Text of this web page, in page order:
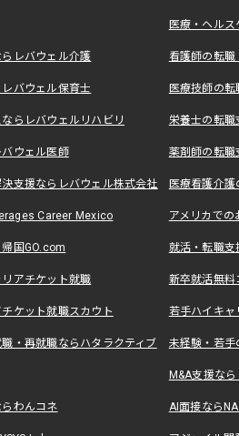
医療・ヘル
レバウェル介護 看護師の転
バウェル保育士 医療技師の
らレバウェルリハビリ 栄養士の転
ウェル医師 薬剤師の転
支援ならレバウェル株式会社 医療看護介
Career Mexico アメリカで
国GO.com 就活・転職
アチケット就職 新卒就活無料
ケット就職スカウト 若手ハイキ
・再就職ならハタラクティブ 未経験・若手
M&A支援な
わんコネ AI面接なら